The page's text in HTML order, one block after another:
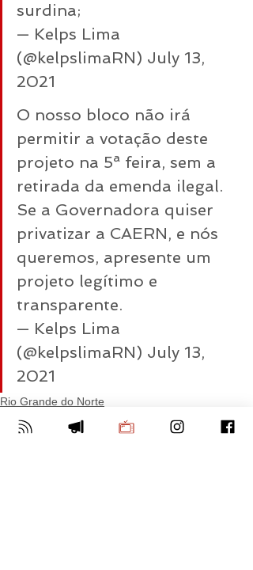
surdina;
— Kelps Lima
(@kelpslimaRN) July 13,
2021
O nosso bloco não irá
permitir a votação deste
projeto na 5ª feira, sem a
retirada da emenda ilegal.
Se a Governadora quiser
privatizar a CAERN, e nós
queremos, apresente um
projeto legítimo e
transparente.
— Kelps Lima
(@kelpslimaRN) July 13,
2021
Rio Grande do Norte